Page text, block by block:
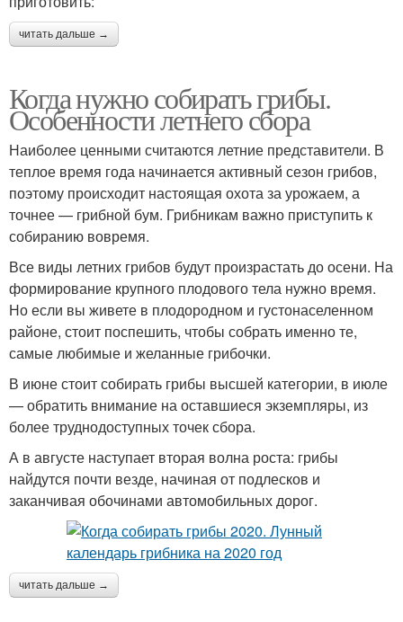
читать дальше →
Когда нужно собирать грибы.
Особенности летнего сбора
Наиболее ценными считаются летние представители. В
теплое время года начинается активный сезон грибов,
поэтому происходит настоящая охота за урожаем, а
точнее — грибной бум. Грибникам важно приступить к
собиранию вовремя.
Все виды летних грибов будут произрастать до осени. На
формирование крупного плодового тела нужно время.
Но если вы живете в плодородном и густонаселенном
районе, стоит поспешить, чтобы собрать именно те,
самые любимые и желанные грибочки.
В июне стоит собирать грибы высшей категории, в июле
— обратить внимание на оставшиеся экземпляры, из
более труднодоступных точек сбора.
А в августе наступает вторая волна роста: грибы
найдутся почти везде, начиная от подлесков и
заканчивая обочинами автомобильных дорог.
читать дальше →